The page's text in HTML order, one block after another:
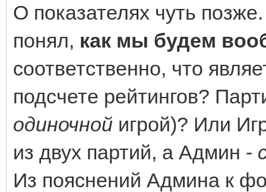
О показателях чуть
понял, как мы будем
соответственно, что
подсчете рейтингов?
одиночной игрой)? Или
из двух партий, а Админ -
Из пояснений Админа к